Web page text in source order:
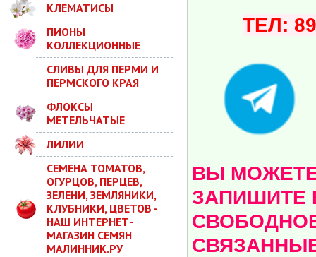
КЛЕМАТИСЫ
ПИОНЫ
КОЛЛЕКЦИОННЫЕ
СЛИВЫ ДЛЯ ПЕРМИ И
ПЕРМСКОГО КРАЯ
ФЛОКСЫ
МЕТЕЛЬЧАТЫЕ
ЛИЛИИ
СЕМЕНА ТОМАТОВ,
ОГУРЦОВ, ПЕРЦЕВ,
ЗЕЛЕНИ, ЗЕМЛЯНИКИ,
КЛУБНИКИ, ЦВЕТОВ -
НАШ ИНТЕРНЕТ-
МАГАЗИН СЕМЯН
МАЛИННИК.РУ
ТЕЛ:
ВЫ МОЖЕТЕ
ЗАПИШИТЕ